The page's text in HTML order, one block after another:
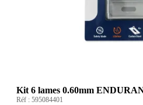
Kit 6 lames 0.60mm
Réf : 595084401